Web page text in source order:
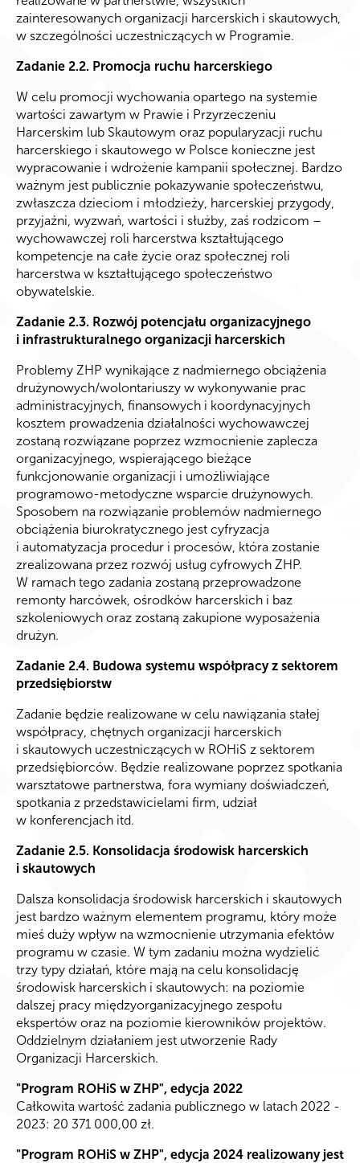
zainteresowanych organizacji harcerskich i skautowych,
w szczególności uczestniczących w Programie.
Zadanie 2.2. Promocja ruchu harcerskiego
W celu promocji wychowania opartego na systemie
wartości zawartym w Prawie i Przyrzeczeniu
Harcerskim lub Skautowym oraz popularyzacji ruchu
harcerskiego i skautowego w Polsce konieczne jest
wypracowanie i wdrożenie kampanii społecznej. Bardzo
ważnym jest publicznie pokazywanie społeczeństwu,
zwłaszcza dzieciom i młodzieży, harcerskiej przygody,
przyjaźni, wyzwań, wartości i służby, zaś rodzicom –
wychowawczej roli harcerstwa kształtującego
kompetencje na całe życie oraz społecznej roli
harcerstwa w kształtującego społeczeństwo
obywatelskie.
Zadanie 2.3. Rozwój potencjału organizacyjnego
i infrastrukturalnego organizacji harcerskich
Problemy ZHP wynikające z nadmiernego obciążenia
drużynowych/wolontariuszy w wykonywanie prac
administracyjnych, finansowych i koordynacyjnych
kosztem prowadzenia działalności wychowawczej
zostaną rozwiązane poprzez wzmocnienie zaplecza
organizacyjnego, wspierającego bieżące
funkcjonowanie organizacji i umożliwiające
programowo-metodyczne wsparcie drużynowych.
Sposobem na rozwiązanie problemów nadmiernego
obciążenia biurokratycznego jest cyfryzacja
i automatyzacja procedur i procesów, która zostanie
zrealizowana przez rozwój usług cyfrowych ZHP.
W ramach tego zadania zostaną przeprowadzone
remonty harcówek, ośrodków harcerskich i baz
szkoleniowych oraz zostaną zakupione wyposażenia
drużyn.
Zadanie 2.4. Budowa systemu współpracy z sektorem
przedsiębiorstw
Zadanie będzie realizowane w celu nawiązania stałej
współpracy, chętnych organizacji harcerskich
i skautowych uczestniczących w ROHiS z sektorem
przedsiębiorców. Będzie realizowane poprzez spotkania
warsztatowe partnerstwa, fora wymiany doświadczeń,
spotkania z przedstawicielami firm, udział
w konferencjach itd.
Zadanie 2.5. Konsolidacja środowisk harcerskich
i skautowych
Dalsza konsolidacja środowisk harcerskich i skautowych
jest bardzo ważnym elementem programu, który może
mieś duży wpływ na wzmocnienie utrzymania efektów
programu w czasie. W tym zadaniu można wydzielić
trzy typy działań, które mają na celu konsolidację
środowisk harcerskich i skautowych: na poziomie
dalszej pracy międzyorganizacyjnego zespołu
ekspertów oraz na poziomie kierowników projektów.
Oddzielnym działaniem jest utworzenie Rady
Organizacji Harcerskich.
"Program ROHiS w ZHP", edycja 2022
Całkowita wartość zadania publicznego w latach 2022 -
2023: 20 371 000,00 zł.
"Program ROHiS w ZHP", edycja 2024 realizowany jest